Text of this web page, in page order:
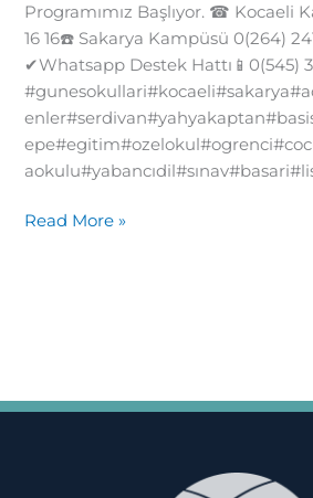
Programımız Başlıyor. ☎ Kocaeli
16 16☎️ Sakarya Kampüsü 0(264)
✔Whatsapp Destek Hattı📱0(545)
Read More »